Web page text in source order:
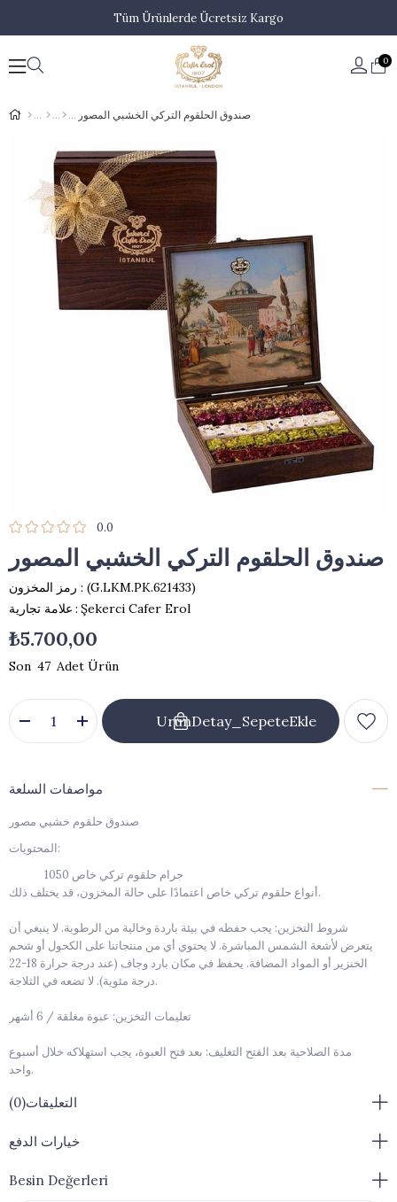
Tüm Ürünlerde Ücretsiz Kargo
0
صندوق الحلقوم التركي الخشبي المصور
0.0
صندوق الحلقوم التركي الخشبي المصور
رمز المخزون
(G.LKM.PK.621433)
علامة تجارية : Şekerci Cafer Erol
₺5.700,00
47
مواصفات السلعة
صندوق حلقوم خشبي مصور
المحتويات:
1050 جرام حلقوم تركي خاص
أنواع حلقوم تركي خاص اعتمادًا على حالة المخزون، قد يختلف ذلك.
شروط التخزين: يجب حفظه في بيئة باردة وخالية من الرطوبة. لا ينبغي أن
يتعرض لأشعة الشمس المباشرة. لا يحتوي أي من منتجاتنا على الكحول أو شحم
الخنزير أو المواد المضافة. يحفظ في مكان بارد وجاف (عند درجة حرارة 18-22
درجة مئوية). لا تضعه في الثلاجة.
تعليمات التخزين: عبوة مغلقة / 6 أشهر
مدة الصلاحية بعد الفتح التغليف: بعد فتح العبوة، يجب استهلاكه خلال أسبوع
واحد.
التعليقات(0)
خيارات الدفع
Besin Değerleri